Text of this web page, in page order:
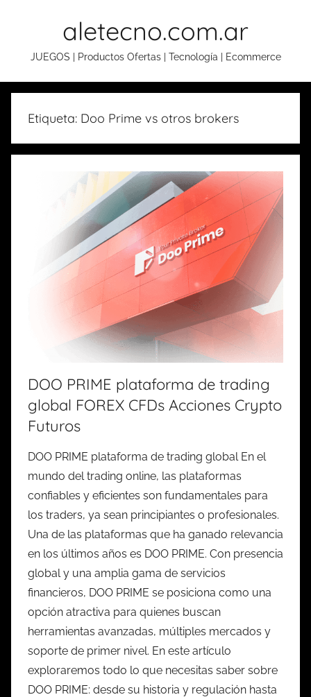
aletecno.com.ar
JUEGOS | Productos Ofertas | Tecnología | Ecommerce
Etiqueta: Doo Prime vs otros brokers
DOO PRIME plataforma de trading
global FOREX CFDs Acciones Crypto
Futuros
DOO PRIME plataforma de trading global En el
mundo del trading online, las plataformas
confiables y eficientes son fundamentales para
los traders, ya sean principiantes o profesionales.
Una de las plataformas que ha ganado relevancia
en los últimos años es DOO PRIME. Con presencia
global y una amplia gama de servicios
financieros, DOO PRIME se posiciona como una
opción atractiva para quienes buscan
herramientas avanzadas, múltiples mercados y
soporte de primer nivel. En este artículo
exploraremos todo lo que necesitas saber sobre
DOO PRIME: desde su historia y regulación hasta